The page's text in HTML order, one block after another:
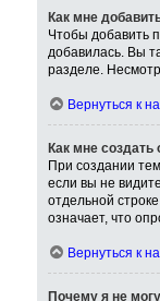
Как мне
Чтобы добавить
добавилась. Вы
разделе.
Вернуться к
Как мне создать
При создании
если вы не
отдельной
означает, что
Вернуться к
Почему я не